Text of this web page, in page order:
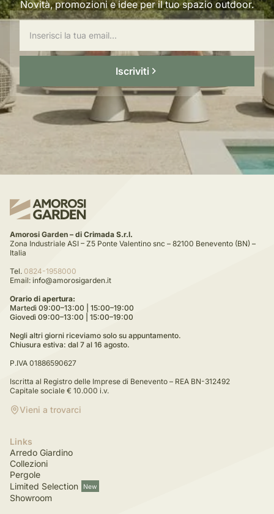
Novità, promozioni e idee per il tuo spazio outdoor.
Iscriviti
Amorosi Garden – di Crimada S.r.l.
Zona Industriale ASI – Z5 Ponte Valentino snc – 82100 Benevento (BN) –
Italia
Tel. 0824-1958000
Email: info@amorosigarden.it
Orario di apertura:
Martedì 09:00–13:00 | 15:00–19:00
Giovedì 09:00–13:00 | 15:00–19:00
Negli altri giorni riceviamo solo su appuntamento.
Chiusura estiva: dal 7 al 16 agosto.
P.IVA 01886590627
Iscritta al Registro delle Imprese di Benevento – REA BN-312492
Capitale sociale € 10.000 i.v.
Vieni a trovarci
Links
Arredo Giardino
Collezioni
Pergole
Limited Selection
New
Showroom